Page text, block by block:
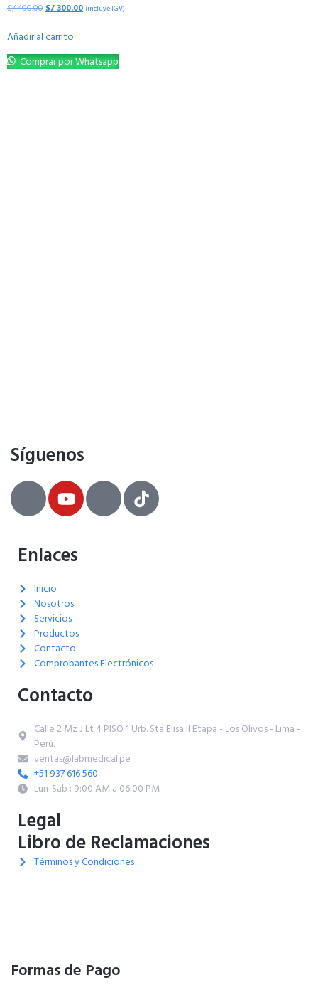
S/400.00 S/ 300.00 (incluye IGV)
Añadir al carrito
Comprar por Whatsapp
Síguenos
Enlaces
Inicio
Nosotros
Servicios
Productos
Contacto
Comprobantes Electrónicos
Contacto
Calle 2 Mz J Lt 4 PISO 1 Urb. Sta Elisa II Etapa - Los Olivos - Lima -
Perú.
ventas@labmedical.pe
+51 937 616 560
Lun-Sab : 9:00 AM a 06:00 PM
Legal
Libro de Reclamaciones
Términos y Condiciones
Formas de Pago